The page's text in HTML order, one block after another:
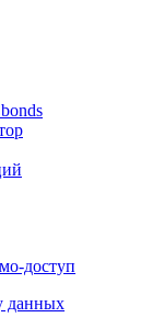
доступ
данных